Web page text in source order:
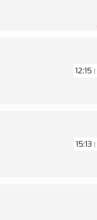
12:15 |
15:13 |